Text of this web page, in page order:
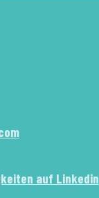
auf Linkedin